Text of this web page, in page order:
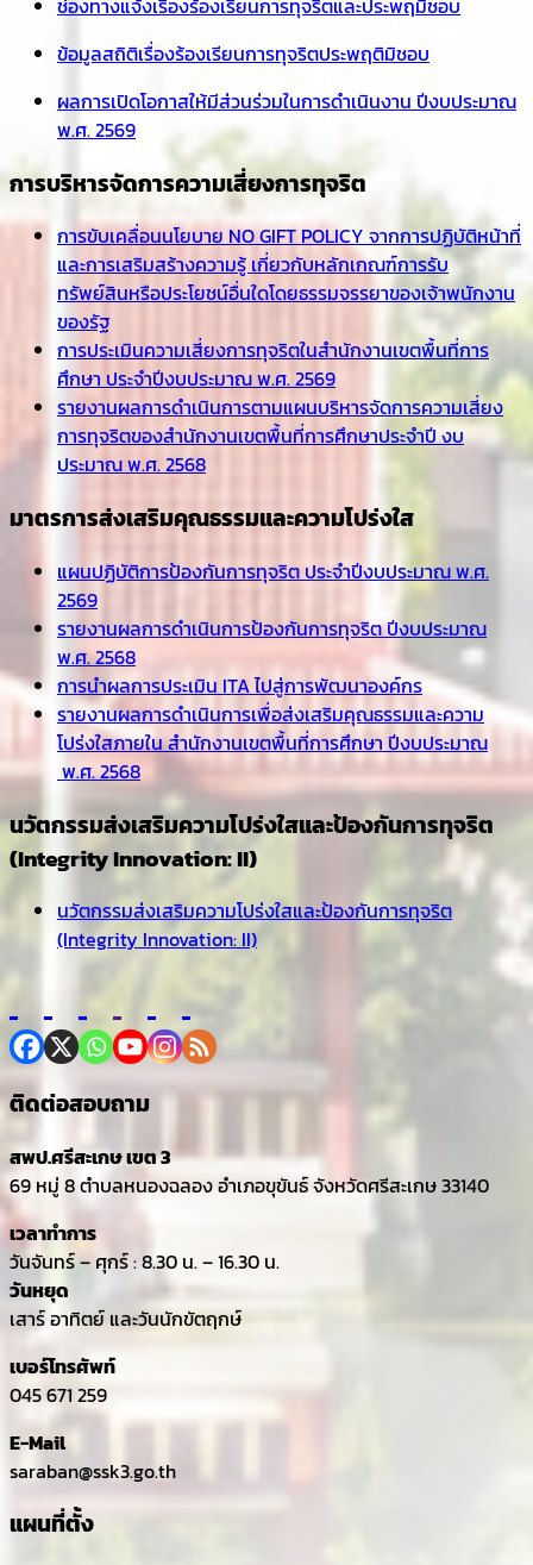
ช่องทางแจ้งเรื่องร้องเรียนการทุจริตและประพฤมิชอบ
ข้อมูลสถิติเรื่องร้องเรียนการทุจริตประพฤติมิชอบ
ผลการเปิดโอกาสให้มีส่วนร่วมในการดำเนินงาน ปีงบประมาณ
พ.ศ. 2569
การบริหารจัดการความเสี่ยงการทุจริต
การขับเคลื่อนนโยบาย NO GIFT POLICY จากการปฏิบัติหน้าที่
และการเสริมสร้างความรู้ เกี่ยวกับหลักเกณฑ์การรับ
ทรัพย์สินหรือประโยชน์อื่นใดโดยธรรมจรรยาของเจ้าพนักงาน
ของรัฐ
การประเมินความเสี่ยงการทุจริตในสำนักงานเขตพื้นที่การ
ศึกษา ประจำปีงบประมาณ พ.ศ. 2569
รายงานผลการดำเนินการตามแผนบริหารจัดการความเสี่ยง
การทุจริตของสำนักงานเขตพื้นที่การศึกษาประจำปี งบ
ประมาณ พ.ศ. 2568
มาตรการส่งเสริมคุณธรรมและความโปร่งใส
แผนปฏิบัติการป้องกันการทุจริต ประจำปีงบประมาณ พ.ศ.
2569
รายงานผลการดำเนินการป้องกันการทุจริต ปีงบประมาณ
พ.ศ. 2568
การนำผลการประเมิน ITA ไปสู่การพัฒนาองค์กร
รายงานผลการดำเนินการเพื่อส่งเสริมคุณธรรมและความ
โปร่งใสภายใน สำนักงานเขตพื้นที่การศึกษา ปีงบประมาณ
พ.ศ. 2568
นวัตกรรมส่งเสริมความโปร่งใสและป้องกันการทุจริต
(Integrity Innovation: II)
นวัตกรรมส่งเสริมความโปร่งใสและป้องกันการทุจริต
(Integrity Innovation: II)
ติดต่อสอบถาม
สพป.ศรีสะเกษ เขต 3
69 หมู่ 8 ตำบลหนองฉลอง อำเภอขุขันธ์ จังหวัดศรีสะเกษ 33140
เวลาทำการ
วันจันทร์ – ศุกร์ : 8.30 น. – 16.30 น.
วันหยุด
เสาร์ อาทิตย์ และวันนักขัตฤกษ์
เบอร์โทรศัพท์
045 671 259
E-Mail
saraban@ssk3.go.th
แผนที่ตั้ง